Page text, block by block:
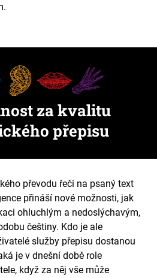
za kvalitu
přepisu
převodu řeči na psaný text
přináší nové možnosti, jak
ohluchlým a nedoslýchavým,
češtiny. Kdo je ale
služby přepisu dostanou
je v dnešní době role
když za něj vše může